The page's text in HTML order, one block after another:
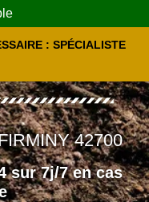
: SPÉCIALISTE
42700
sur 7j/7 en cas